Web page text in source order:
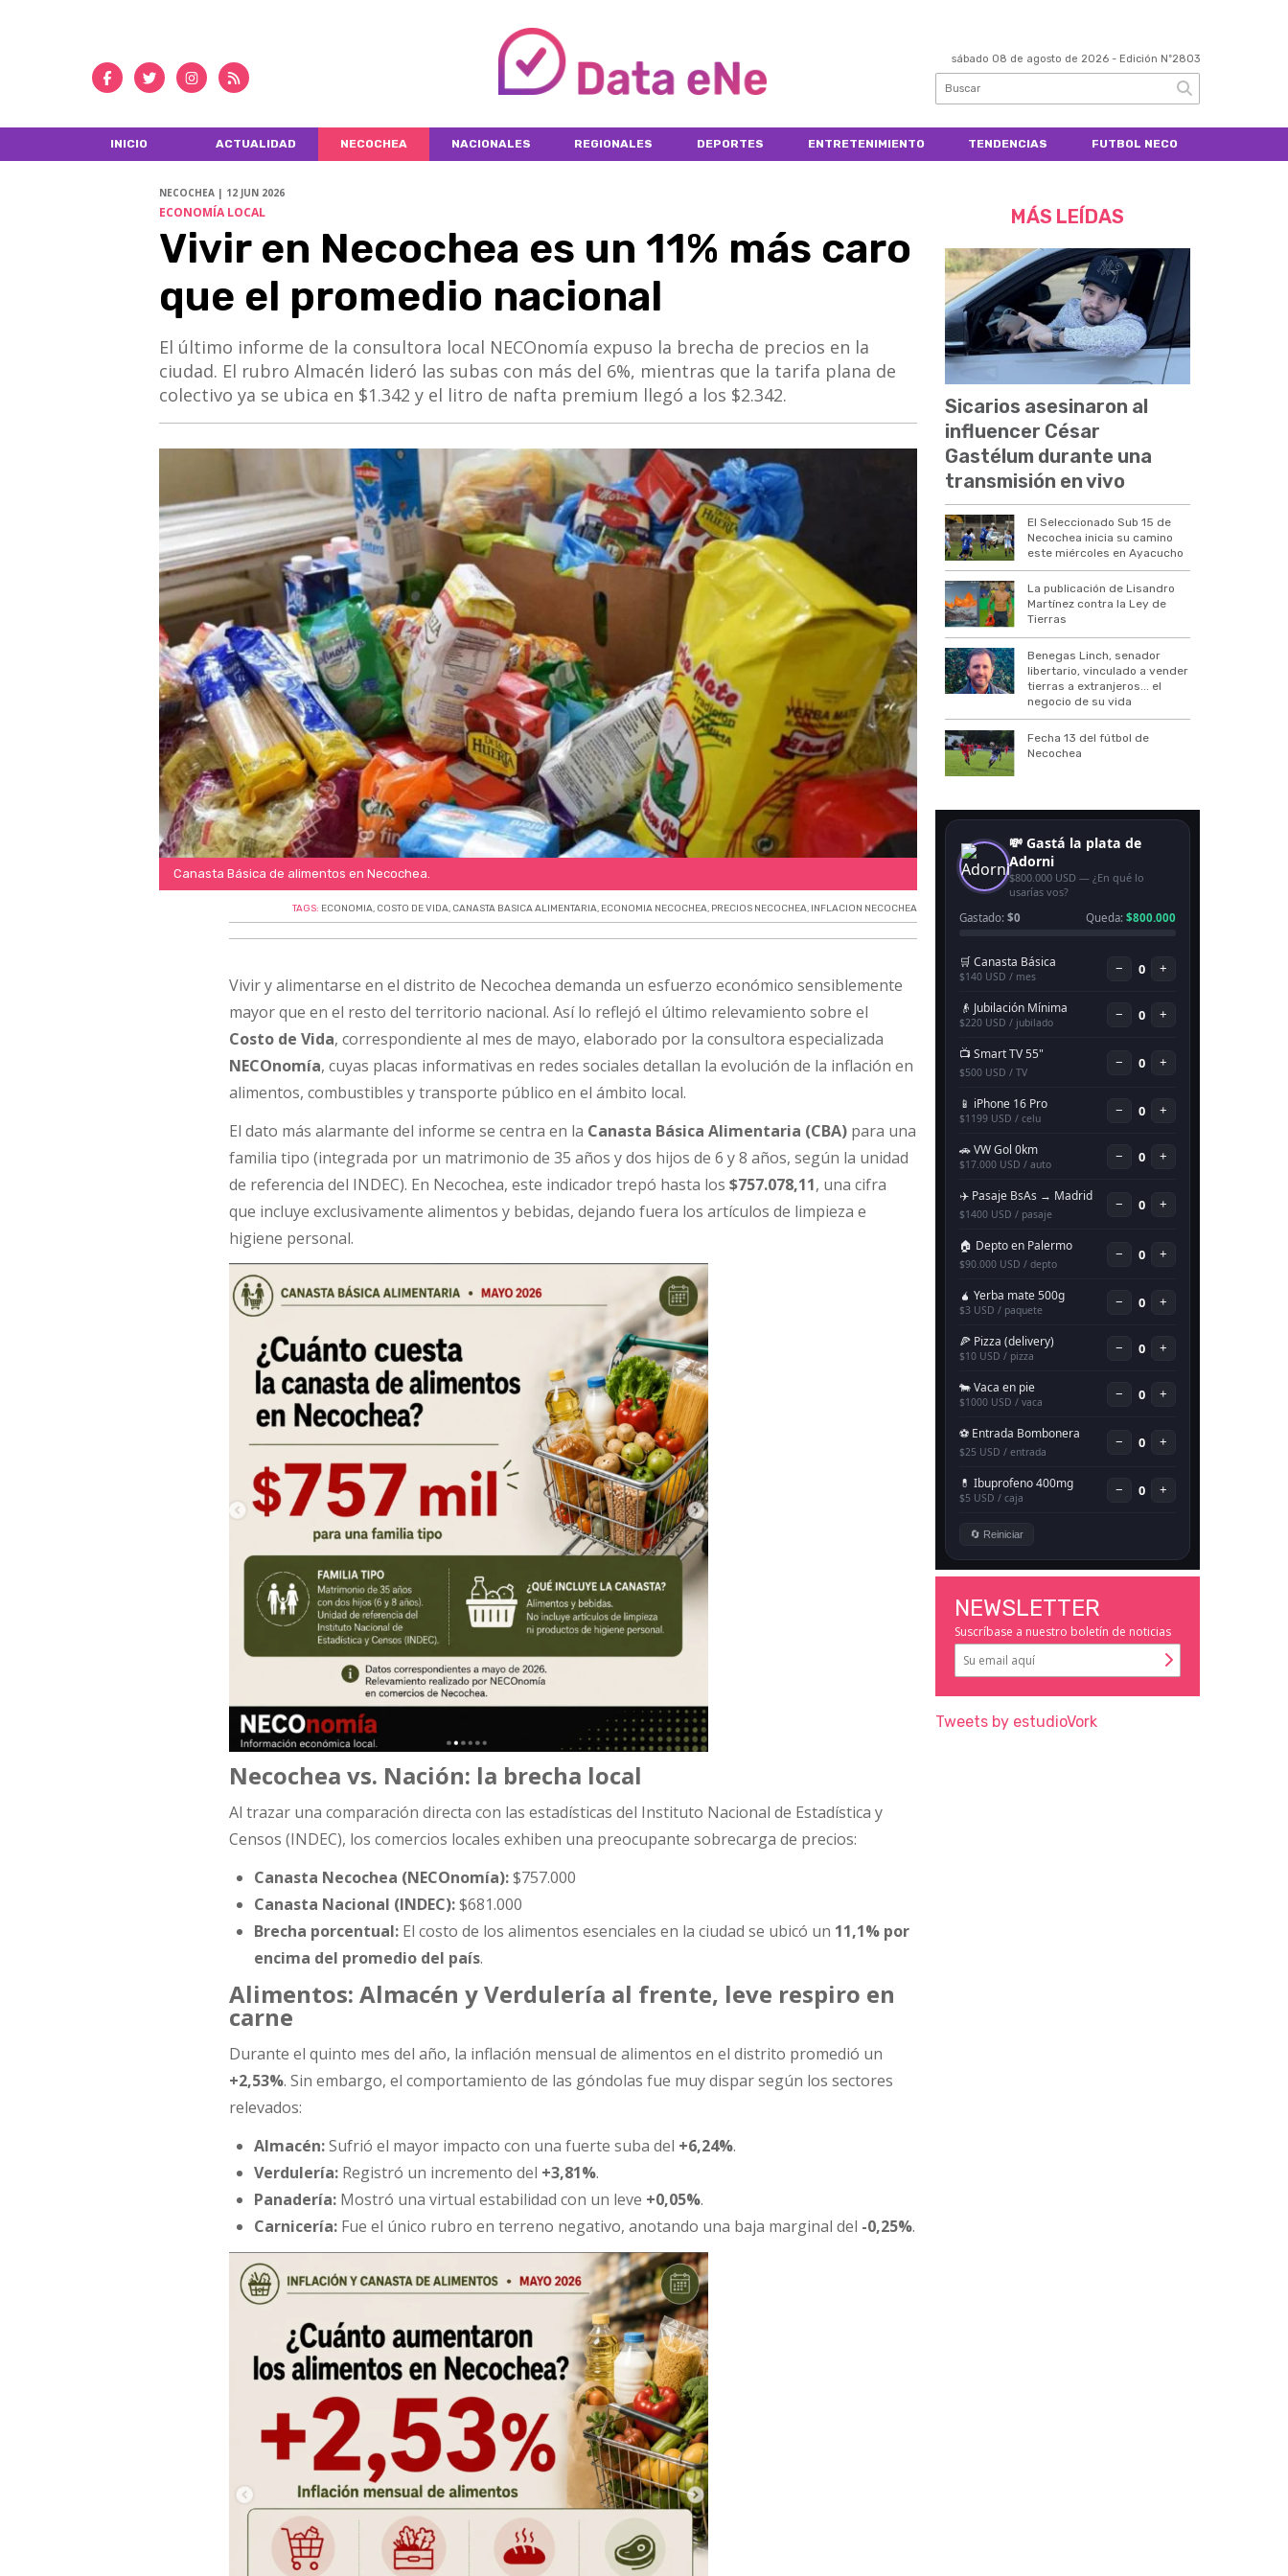
sábado 08 de agosto de 2026 - Edición Nº2803
INICIO ACTUALIDAD NECOCHEA NACIONALES REGIONALES DEPORTES ENTRETENIMIENTO TENDENCIAS FUTBOL NECO
NECOCHEA | 12 JUN 2026
ECONOMÍA LOCAL
Vivir en Necochea es un 11% más caro
que el promedio nacional
El último informe de la consultora local NECOnomía expuso la brecha de precios en la
ciudad. El rubro Almacén lideró las subas con más del 6%, mientras que la tarifa plana de
colectivo ya se ubica en $1.342 y el litro de nafta premium llegó a los $2.342.
Canasta Básica de alimentos en Necochea. Canasta Básica de alimentos en Necochea.
TAGS: ECONOMIA, COSTO DE VIDA, CANASTA BASICA ALIMENTARIA, ECONOMIA NECOCHEA, PRECIOS NECOCHEA, INFLACION NECOCHEA
Vivir y alimentarse en el distrito de Necochea demanda un esfuerzo económico sensiblemente
mayor que en el resto del territorio nacional. Así lo reflejó el último relevamiento sobre el
Costo de Vida, correspondiente al mes de mayo, elaborado por la consultora especializada
NECOnomía, cuyas placas informativas en redes sociales detallan la evolución de la inflación en
alimentos, combustibles y transporte público en el ámbito local.
El dato más alarmante del informe se centra en la Canasta Básica Alimentaria (CBA) para una
familia tipo (integrada por un matrimonio de 35 años y dos hijos de 6 y 8 años, según la unidad
de referencia del INDEC). En Necochea, este indicador trepó hasta los$757.078,11, una cifra
que incluye exclusivamente alimentos y bebidas, dejando fuera los artículos de limpieza e
higiene personal.
Necochea vs. Nación: la brecha local
Al trazar una comparación directa con las estadísticas del Instituto Nacional de Estadística y
Censos (INDEC), los comercios locales exhiben una preocupante sobrecarga de precios:
Canasta Necochea (NECOnomía):$757.000
Canasta Nacional (INDEC):$681.000
Brecha porcentual:El costo de los alimentos esenciales en la ciudad se ubicó un 11,1% por
encima del promedio del país.
Alimentos: Almacén y Verdulería al frente, leve respiro en
carne
Durante el quinto mes del año, la inflación mensual de alimentos en el distrito promedió un
+2,53%. Sin embargo, el comportamiento de las góndolas fue muy dispar según los sectores
relevados:
Almacén:Sufrió el mayor impacto con una fuerte suba del +6,24%.
Verdulería:Registró un incremento del +3,81%.
Panadería:Mostró una virtual estabilidad con un leve +0,05%.
Carnicería:Fue el único rubro en terreno negativo, anotando una baja marginal del -0,25%.
MÁS LEÍDAS
Sicarios asesinaron al
influencer César
Gastélum durante una
transmisión en vivo
El Seleccionado Sub 15 de
Necochea inicia su camino
este miércoles en Ayacucho
La publicación de Lisandro
Martínez contra la Ley de
Tierras
Benegas Linch, senador
libertario, vinculado a vender
tierras a extranjeros... el
negocio de su vida
Fecha 13 del fútbol de
Necochea
NEWSLETTER
Suscríbase a nuestro boletín de noticias
Tweets by estudioVork